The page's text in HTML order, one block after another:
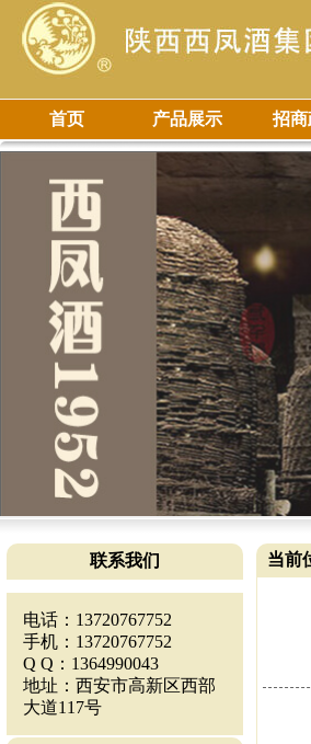
首页 产品展示 招
联系我们
电话：13720767752
手机：13720767752
Q Q：1364990043
地址：西安市高新区西部
大道117号
当前